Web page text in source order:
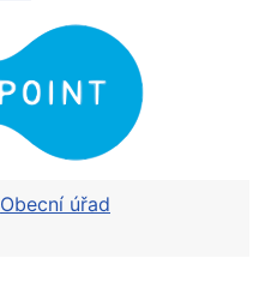
Obecní úřad